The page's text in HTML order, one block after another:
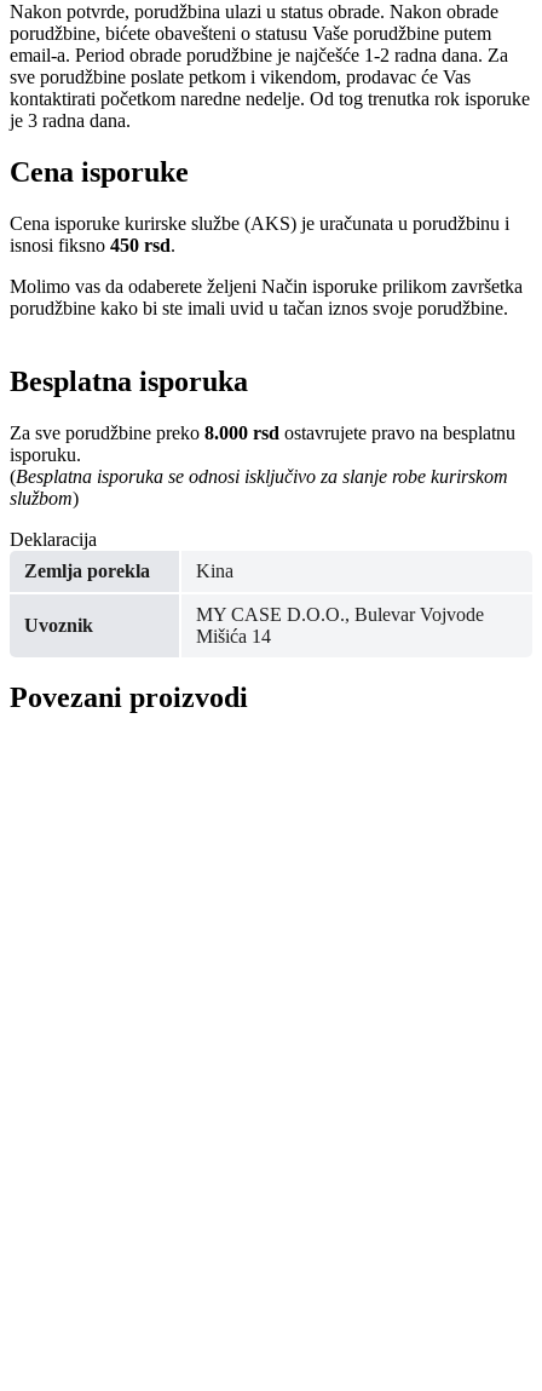
Nakon potvrde, porudžbina ulazi u status obrade. Nakon obrade
porudžbine, bićete obavešteni o statusu Vaše porudžbine putem
email-a. Period obrade porudžbine je najčešće 1-2 radna dana. Za
sve porudžbine poslate petkom i vikendom, prodavac će Vas
kontaktirati početkom naredne nedelje. Od tog trenutka rok isporuke
je 3 radna dana.
Cena isporuke
Cena isporuke kurirske službe (AKS) je uračunata u porudžbinu i
isnosi fiksno 450 rsd.
Molimo vas da odaberete željeni Način isporuke prilikom završetka
porudžbine kako bi ste imali uvid u tačan iznos svoje porudžbine.
Besplatna isporuka
Za sve porudžbine preko 8.000 rsd ostavrujete pravo na besplatnu
isporuku.
(Besplatna isporuka se odnosi isključivo za slanje robe kurirskom
službom)
Deklaracija
Zemlja porekla
Kina
Uvoznik
MY CASE D.O.O., Bulevar Vojvode
Mišića 14
Povezani proizvodi